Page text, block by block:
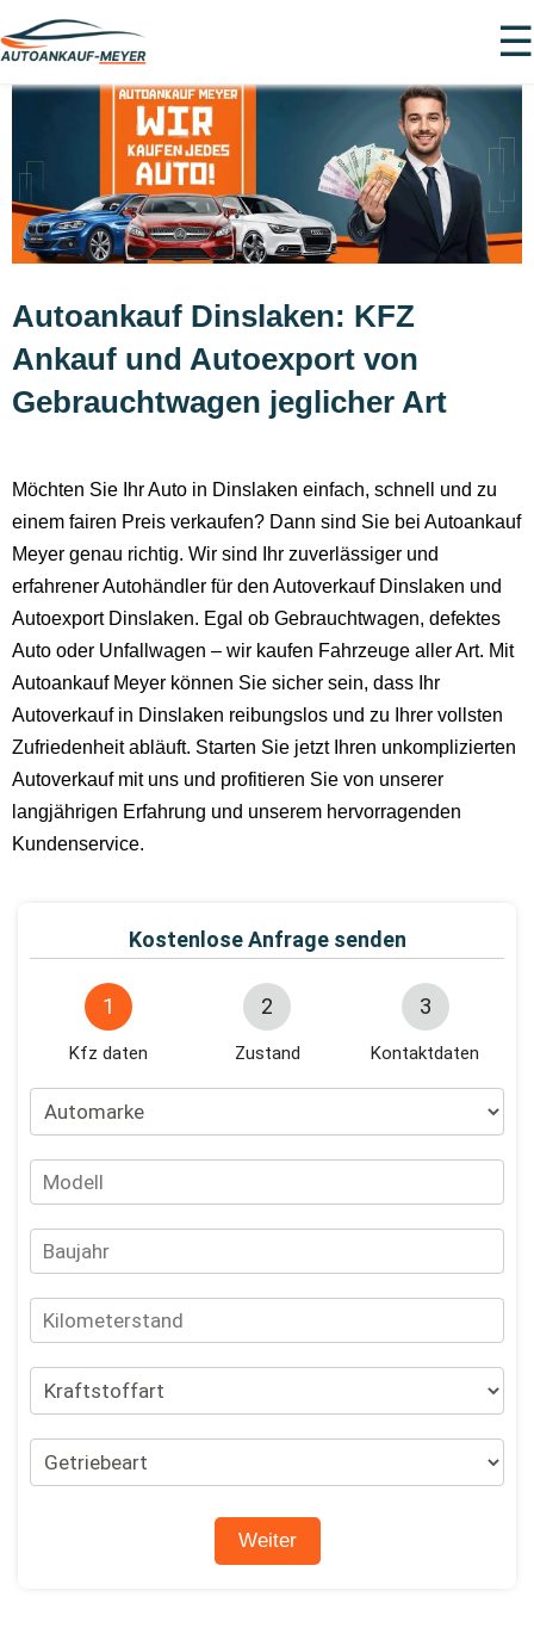
☰
Autoankauf Dinslaken: KFZ
Ankauf und Autoexport von
Gebrauchtwagen jeglicher Art
Möchten Sie Ihr Auto in Dinslaken einfach, schnell und zu
einem fairen Preis verkaufen? Dann sind Sie bei Autoankauf
Meyer genau richtig. Wir sind Ihr zuverlässiger und
erfahrener Autohändler für den Autoverkauf Dinslaken und
Autoexport Dinslaken. Egal ob Gebrauchtwagen, defektes
Auto oder Unfallwagen – wir kaufen Fahrzeuge aller Art. Mit
Autoankauf Meyer können Sie sicher sein, dass Ihr
Autoverkauf in Dinslaken reibungslos und zu Ihrer vollsten
Zufriedenheit abläuft. Starten Sie jetzt Ihren unkomplizierten
Autoverkauf mit uns und profitieren Sie von unserer
langjährigen Erfahrung und unserem hervorragenden
Kundenservice.